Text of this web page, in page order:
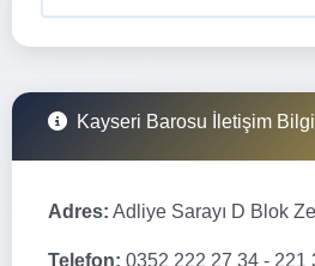
Kayseri Barosu İletişim
Adres: Adliye Sarayı D Blok
Telefon: 0352 222 27 34 - 221